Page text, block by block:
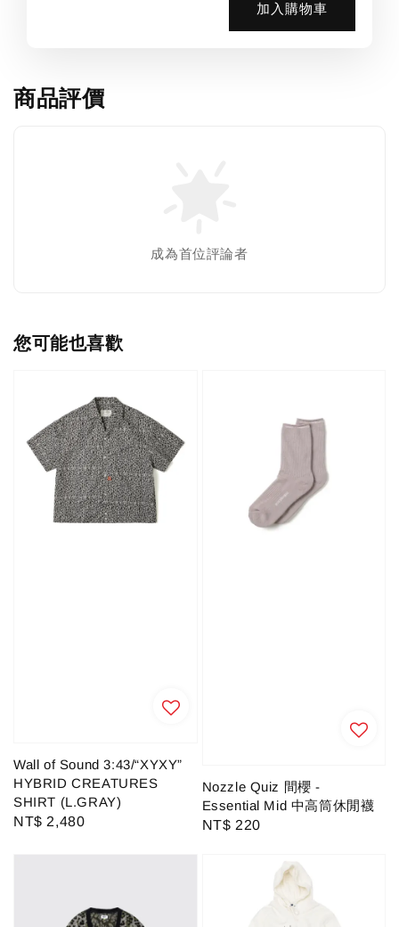
加入購物車
商品評價
成為首位評論者
您可能也喜歡
Wall of Sound 3:43/“XYXY”
HYBRID CREATURES
SHIRT (L.GRAY)
Regular
NT$ 2,480
Nozzle Quiz 間櫻 -
Essential Mid 中高筒休閒襪
Regular
NT$ 220